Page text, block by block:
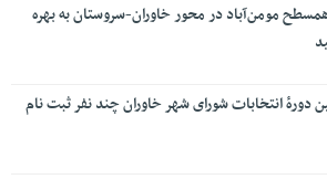
مومن‌آباد در محور خاوران-سروستان به بهره
دورۀ انتخابات شورای شهر خاوران چند نفر ثبت نام